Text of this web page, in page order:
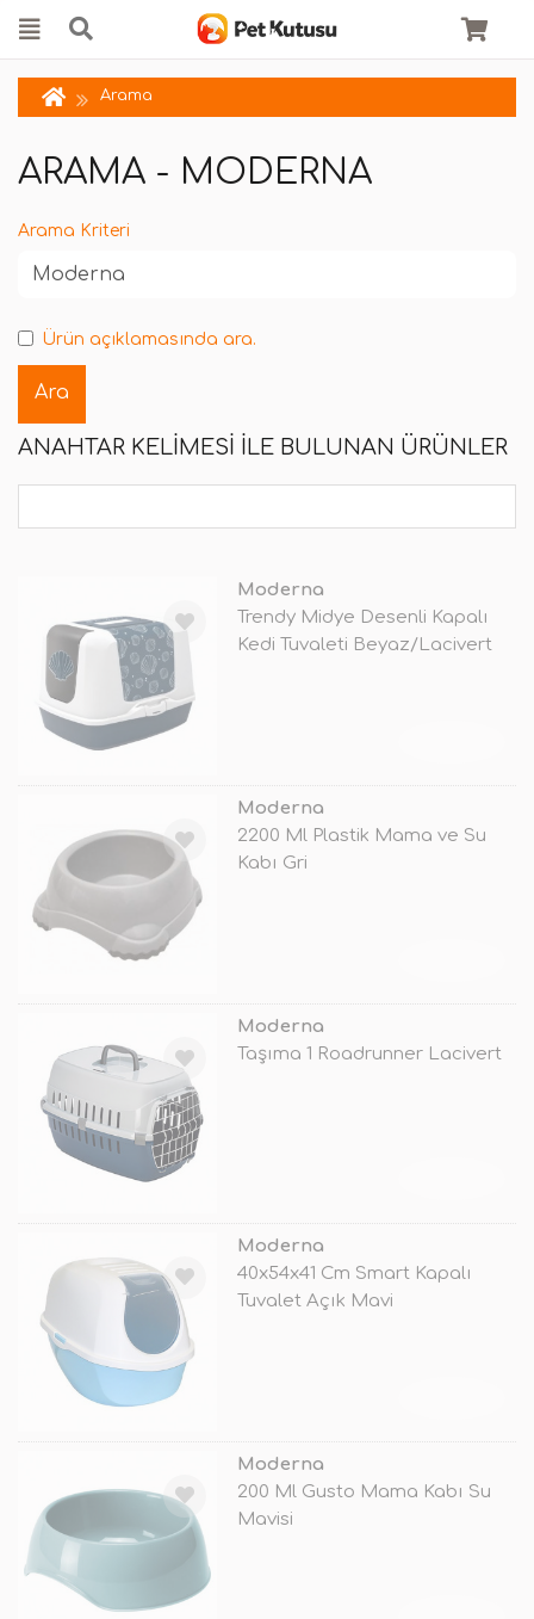
Arama
ARAMA - MODERNA
Arama Kriteri
Ürün açıklamasında ara.
ANAHTAR KELIMESI ILE BULUNAN ÜRÜNLER
Moderna
Trendy Midye Desenli Kapalı
Kedi Tuvaleti Beyaz/Lacivert
Moderna
2200 Ml Plastik Mama ve Su
Kabı Gri
Moderna
Taşıma 1 Roadrunner Lacivert
Moderna
40x54x41 Cm Smart Kapalı
Tuvalet Açık Mavi
Moderna
200 Ml Gusto Mama Kabı Su
Mavisi